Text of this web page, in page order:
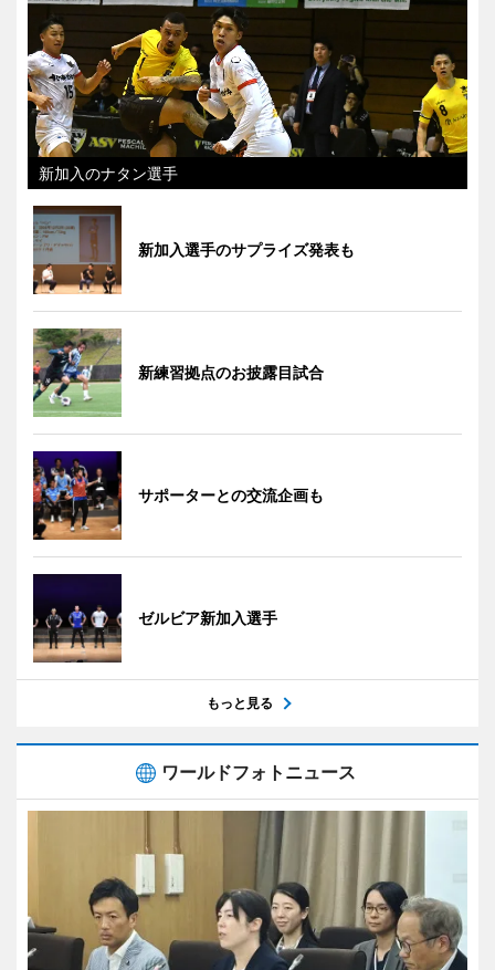
新加入のナタン選手
新加入選手のサプライズ発表も
新練習拠点のお披露目試合
サポーターとの交流企画も
ゼルビア新加入選手
もっと見る
ワールドフォトニュース